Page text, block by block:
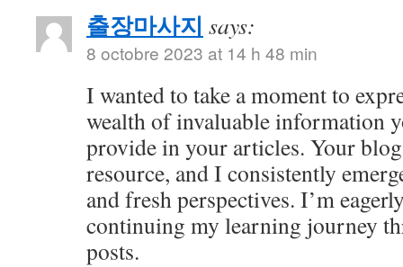
출장마사지 says:
8 octobre 2023 at 14 h 48 min
I wanted to take a moment to
wealth of invaluable information
provide in your articles. Your
resource, and I consistently
and fresh perspectives. I’m
continuing my learning journey
posts.